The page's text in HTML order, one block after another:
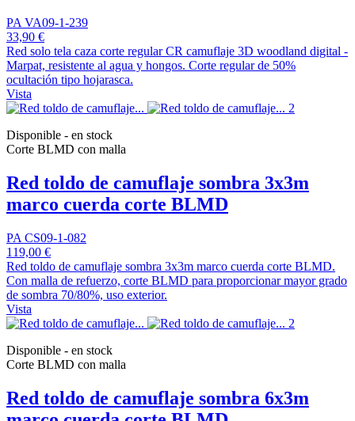
PA VA09-1-239
33,90 €
Red solo tela caza corte regular CR camuflaje 3D woodland digital -
Marpat, resistente al agua y hongos. Corte regular de 50%
ocultación tipo hojarasca.
Vista
Disponible - en stock
Corte BLMD con malla
Red toldo de camuflaje sombra 3x3m
marco cuerda corte BLMD
PA CS09-1-082
119,00 €
Red toldo de camuflaje sombra 3x3m marco cuerda corte BLMD.
Con malla de refuerzo, corte BLMD para proporcionar mayor grado
de sombra 70/80%, uso exterior.
Vista
Disponible - en stock
Corte BLMD con malla
Red toldo de camuflaje sombra 6x3m